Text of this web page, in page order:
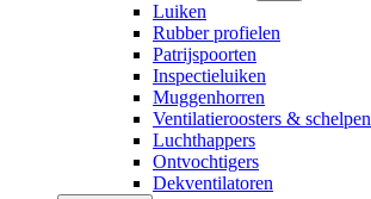
Luiken
Rubber profielen
Patrijspoorten
Inspectieluiken
Muggenhorren
Ventilatieroosters & schelpen
Luchthappers
Ontvochtigers
Dekventilatoren